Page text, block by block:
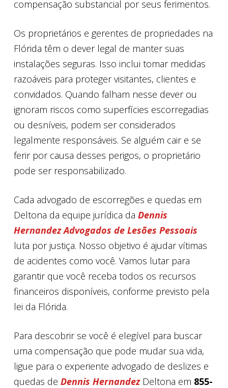
compensação substancial por seus ferimentos.
Os proprietários e gerentes de propriedades na
Flórida têm o dever legal de manter suas
instalações seguras. Isso inclui tomar medidas
razoáveis para proteger visitantes, clientes e
convidados. Quando falham nesse dever ou
ignoram riscos como superfícies escorregadias
ou desníveis, podem ser considerados
legalmente responsáveis. Se alguém cair e se
ferir por causa desses perigos, o proprietário
pode ser responsabilizado.
Cada advogado de escorregões e quedas em
Deltona da equipe jurídica da Dennis
Hernandez Advogados de Lesões Pessoais
luta por justiça. Nosso objetivo é ajudar vítimas
de acidentes como você. Vamos lutar para
garantir que você receba todos os recursos
financeiros disponíveis, conforme previsto pela
lei da Flórida.
Para descobrir se você é elegível para buscar
uma compensação que pode mudar sua vida,
ligue para o experiente advogado de deslizes e
quedas de Dennis HernandezDeltona em 855-